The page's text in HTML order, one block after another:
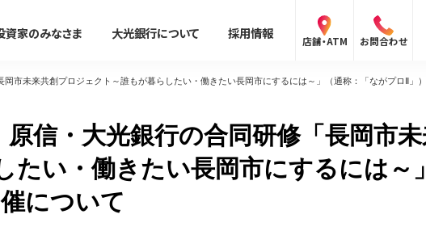
便利に使う
すべて見る
大光銀行アプリ〜Myらっこ〜
e-バンキング
事業承継・M＆A
すべて見る
事業承継支援サービス
資家のみなさま 大光銀行について 採用情報 店舗・ATM お問合わせ
いこうオフィスe-バンキング
サービスのご案内
センター
市未来共創プロジェクト～誰もが暮らしたい・働きたい長岡市にするには～」（通称：「ながプロⅡ」
信・大光銀行の合同研修「長岡市
い・働きたい長岡市にするには～」
について